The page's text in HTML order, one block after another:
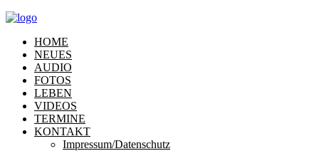
HOME
NEUES
AUDIO
FOTOS
LEBEN
VIDEOS
TERMINE
KONTAKT
Impressum/Datenschutz